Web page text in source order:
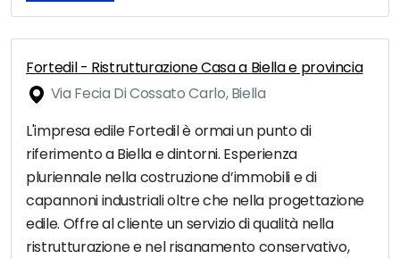
Fortedil - Ristrutturazione Casa a Biella e provincia
Via Fecia Di Cossato Carlo, Biella
L'impresa edile Fortedil è ormai un punto di
riferimento a Biella e dintorni. Esperienza
pluriennale nella costruzione d’immobili e di
capannoni industriali oltre che nella progettazione
edile. Offre al cliente un servizio di qualità nella
ristrutturazione e nel risanamento conservativo,